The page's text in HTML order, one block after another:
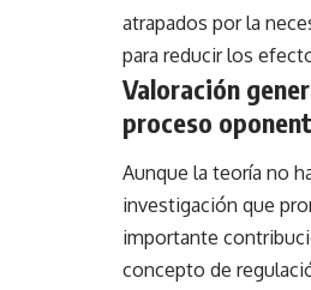
atrapados por la
para reducir los
Valoración
proceso
Aunque la teoría no
investigación que
importante
concepto de